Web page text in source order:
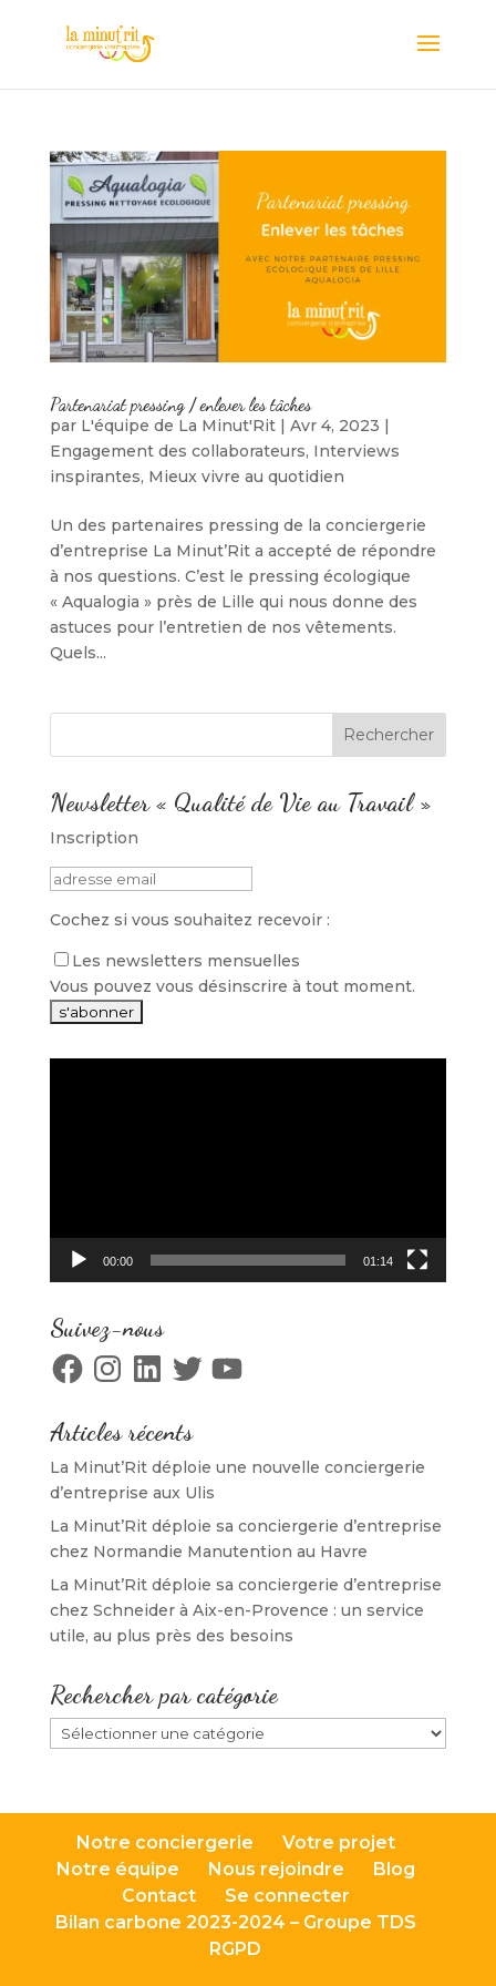
Partenariat pressing / enlever les tâches
par L'équipe de La Minut'Rit| Avr 4, 2023 |
Engagement des collaborateurs, Interviews
inspirantes, Mieux vivre au quotidien
Un des partenaires pressing de la conciergerie
d’entreprise La Minut’Rit a accepté de répondre
à nos questions. C’est le pressing écologique
« Aqualogia » près de Lille qui nous donne des
astuces pour l’entretien de nos vêtements.
Quels...
Newsletter « Qualité de Vie au Travail »
Inscription
Cochez si vous souhaitez recevoir :
Les newsletters mensuelles
Vous pouvez vous désinscrire à tout moment.
00:00 01:14
Suivez-nous
FacebookInstagramLinkedInTwitterYouTube
Articles récents
La Minut’Rit déploie une nouvelle conciergerie
d’entreprise aux Ulis
La Minut’Rit déploie sa conciergerie d’entreprise
chez Normandie Manutention au Havre
La Minut’Rit déploie sa conciergerie d’entreprise
chez Schneider à Aix-en-Provence : un service
utile, au plus près des besoins
Rechercher par catégorie
Rechercher
par
Notre conciergerie
Votre projet
Notre équipe
Nous rejoindre
Blog
Contact
Se connecter
Bilan carbone 2023-2024 – Groupe TDS
RGPD